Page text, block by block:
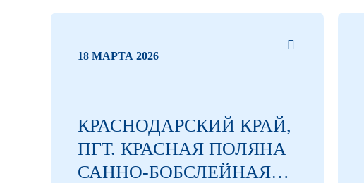
18 МАРТА 2026
КРАСНОДАРСКИЙ КРАЙ,
ПГТ. КРАСНАЯ ПОЛЯНА
САННО-БОБСЛЕЙНАЯ